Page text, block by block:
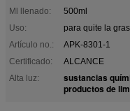
Ml llenado:
500ml
Uso:
para quite la
Artículo no.:
APK-8301-1
Certificado:
ALCANCE
Alta luz:
sustancias
productos de